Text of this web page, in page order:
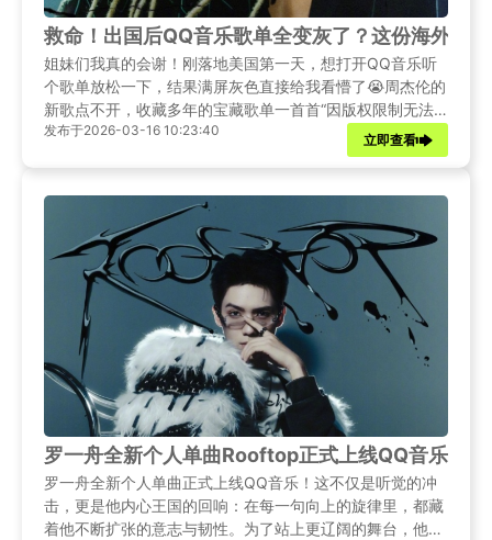
救命！出国后QQ音乐歌单全变灰了？这份海外党
姐妹们我真的会谢！刚落地美国第一天，想打开QQ音乐听
个歌单放松一下，结果满屏灰色直接给我看懵了😭周杰伦的
新歌点不开，收藏多年的宝藏歌单一首首“因版权限制无法
播放”，连我充的年费会员都变成了摆设！这种感觉就像饿
着肚子看美食直播，看得见吃不着，谁懂啊！
发布于2026-03-16 10:23:40
立即查看
罗一舟全新个人单曲Rooftop正式上线QQ音乐！
罗一舟全新个人单曲正式上线QQ音乐！这不仅是听觉的冲
击，更是他内心王国的回响：在每一句向上的旋律里，都藏
着他不断扩张的意志与韧性。为了站上更辽阔的舞台，他愿